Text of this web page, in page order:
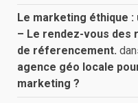
Le marketing éthique
– Le rendez-vous des
de réferencement.
agence géo locale
marketing ?